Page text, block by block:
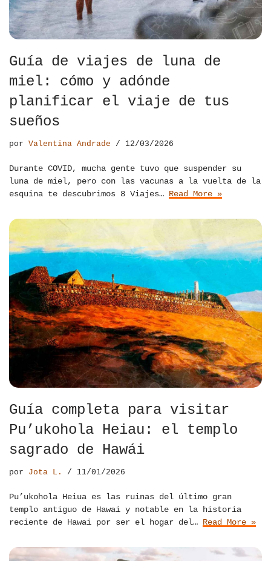
Guía de viajes de luna de
miel: cómo y adónde
planificar el viaje de tus
sueños
por Valentina Andrade 12/03/2026
Durante COVID, mucha gente tuvo que suspender su
luna de miel, pero con las vacunas a la vuelta de la
esquina te descubrimos 8 Viajes… Read More »
Guía completa para visitar
Pu’ukohola Heiau: el templo
sagrado de Hawái
por Jota L. 11/01/2026
Pu’ukohola Heiua es las ruinas del último gran
templo antiguo de Hawai y notable en la historia
reciente de Hawai por ser el hogar del… Read More »